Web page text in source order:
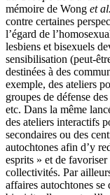
mémoire de Wong et al.
contre certaines
l’égard de
lesbiens et bisexuels
sensibilisation (peut-
destinées à des
exemple, des ateliers
groupes de défense
etc. Dans la même
des ateliers interactifs
secondaires ou des
autochtones afin d’y
esprits » et de
collectivités. Par
affaires autochtones se